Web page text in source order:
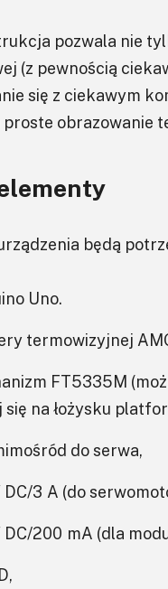
pozwala nie
(z pewnością
się z ciekawym
obrazowanie
będą
Uno.
termowizyjnej
FT5335M
na łożysku
do serwa,
DC/3 A (do
DC/200 mA (dla